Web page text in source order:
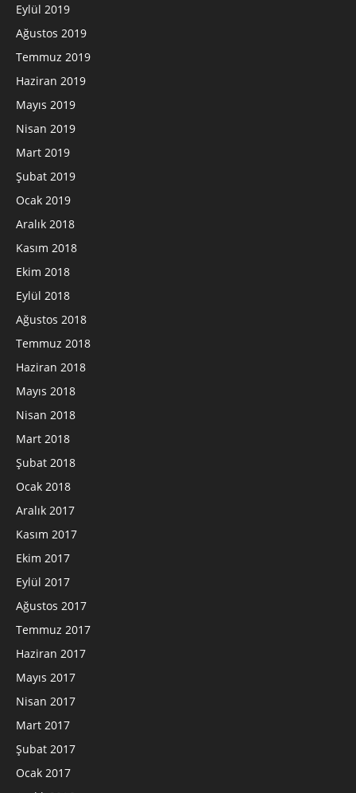
Eylül 2019
Ağustos 2019
Temmuz 2019
Haziran 2019
Mayıs 2019
Nisan 2019
Mart 2019
Şubat 2019
Ocak 2019
Aralık 2018
Kasım 2018
Ekim 2018
Eylül 2018
Ağustos 2018
Temmuz 2018
Haziran 2018
Mayıs 2018
Nisan 2018
Mart 2018
Şubat 2018
Ocak 2018
Aralık 2017
Kasım 2017
Ekim 2017
Eylül 2017
Ağustos 2017
Temmuz 2017
Haziran 2017
Mayıs 2017
Nisan 2017
Mart 2017
Şubat 2017
Ocak 2017